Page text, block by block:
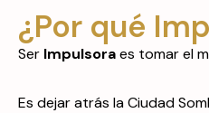
¿Por qué
Ser Impulsoraes tomar el
Es dejar atrás la Ciudad